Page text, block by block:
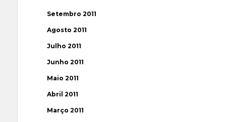
Setembro 2011
Agosto 2011
Julho 2011
Junho 2011
Maio 2011
Abril 2011
Março 2011